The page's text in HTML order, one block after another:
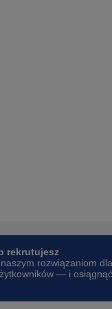
rekrutujesz
rozwiązaniom dla
— i osiągnąć